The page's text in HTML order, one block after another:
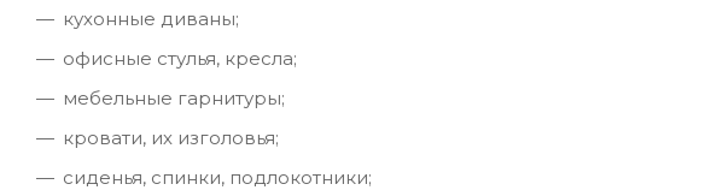
кухонные диваны;
офисные стулья, кресла;
мебельные гарнитуры;
кровати, их изголовья;
сиденья, спинки, подлокотники;